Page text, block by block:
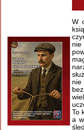
W
nie
To
a